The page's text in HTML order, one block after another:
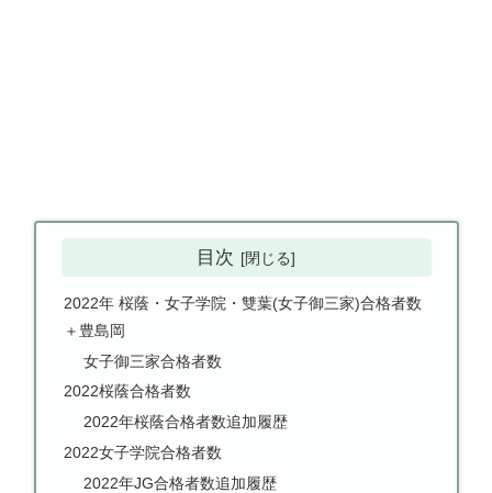
目次
2022年 桜蔭・女子学院・雙葉(女子御三家)合格者数
＋豊島岡
女子御三家合格者数
2022桜蔭合格者数
2022年桜蔭合格者数追加履歴
2022女子学院合格者数
2022年JG合格者数追加履歴